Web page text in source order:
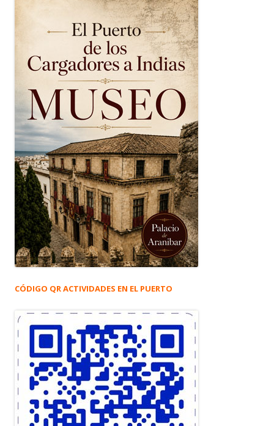
CÓDIGO QR ACTIVIDADES EN EL PUERTO